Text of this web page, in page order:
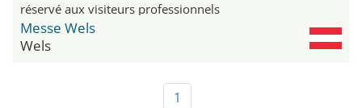
réservé aux visiteurs professionnels
Messe Wels
Wels
1